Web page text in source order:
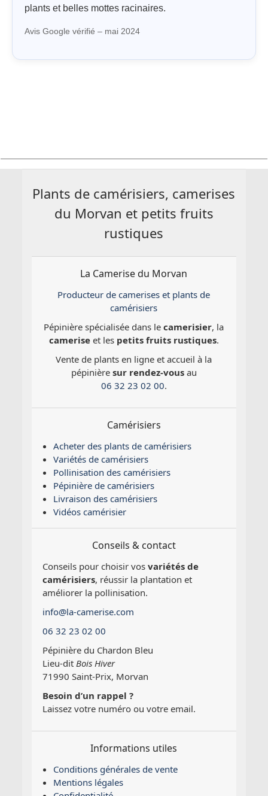
plants et belles mottes racinaires.
Avis Google vérifié – mai 2024
Plants de camérisiers, camerises
du Morvan et petits fruits
rustiques
La Camerise du Morvan
Producteur de camerises et plants de
camérisiers
Pépinière spécialisée dans lecamerisier, la
cameriseet les petits fruits rustiques.
Vente de plants en ligne et accueil à la
pépinière sur rendez-vousau
06 32 23 02 00.
Camérisiers
Acheter des plants de camérisiers
Variétés de camérisiers
Pollinisation des camérisiers
Pépinière de camérisiers
Livraison des camérisiers
Vidéos camérisier
Conseils & contact
Conseils pour choisir vosvariétés de
camérisiers, réussir la plantation et
améliorer la pollinisation.
info@la-camerise.com
06 32 23 02 00
Pépinière du Chardon Bleu
Lieu-dit Bois Hiver
71990 Saint-Prix, Morvan
Besoin d’un rappel ?
Laissez votre numéro ou votre email.
Informations utiles
Conditions générales de vente
Mentions légales